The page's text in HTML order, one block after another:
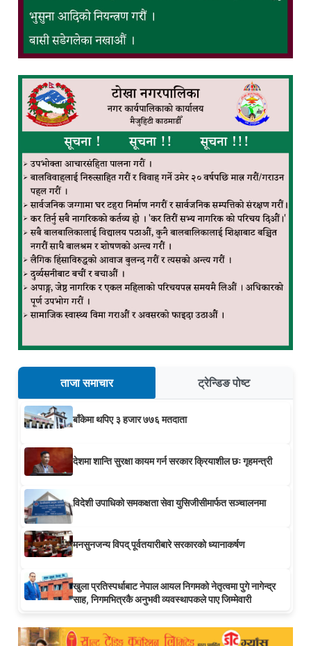
ताजा समाचार ट्रेन्डिङ पोष्ट
बाँकेमा थपिए ३ हजार ७७६ मतदाता
देशमा शान्ति सुरक्षा कायम गर्न सरकार क्रियाशील छः गृहमन्त्री
विदेशी उपाधिको समकक्षता सेवा युसिजीसीमार्फत सञ्चालनमा
मनसुनजन्य विपद् पूर्वतयारीबारे सरकारको ध्यानाकर्षण
खुला प्रतिस्पर्धाबाट नेपाल आयल निगमको नेतृत्वमा पुगे नागेन्द्र
साह, निगमभित्रकै अनुभवी व्यवस्थापकले पाए जिम्मेवारी